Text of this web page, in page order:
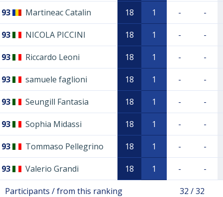
93 Martineac Catalin 18 1 - -
93 NICOLA PICCINI 18 1 - -
93 Riccardo Leoni 18 1 - -
93 samuele faglioni 18 1 - -
93 Seungill Fantasia 18 1 - -
93 Sophia Midassi 18 1 - -
93 Tommaso Pellegrino 18 1 - -
93 Valerio Grandi 18 1 - -
Participants / from this ranking 32 / 32